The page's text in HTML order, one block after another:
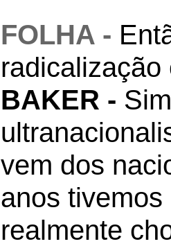
FOLHA -
BAKER -
vem dos
anos
realmente